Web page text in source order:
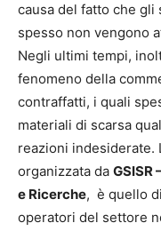
causa del fatto che gli
spesso non vengono
Negli ultimi tempi,
fenomeno della
contraffatti, i quali
materiali di scarsa
reazioni indesiderate.
organizzata da GSISR
e Ricerche, è quello
operatori del settore